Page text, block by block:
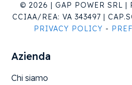
© 2026 | GAP POWER SRL |
CCIAA/REA: VA 343497 |
PRIVACY POLICY -
Azienda
Chi siamo